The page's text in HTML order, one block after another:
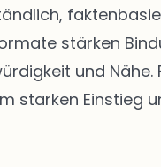
stärken
und Nähe.
starken Einstieg